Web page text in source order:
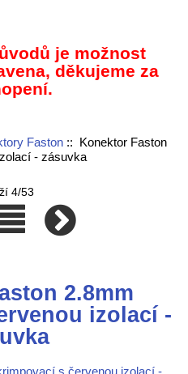
je možnost
děkujeme za
Faston:: Konektor Faston
- zásuvka
4/53
2.8mm
izolací -